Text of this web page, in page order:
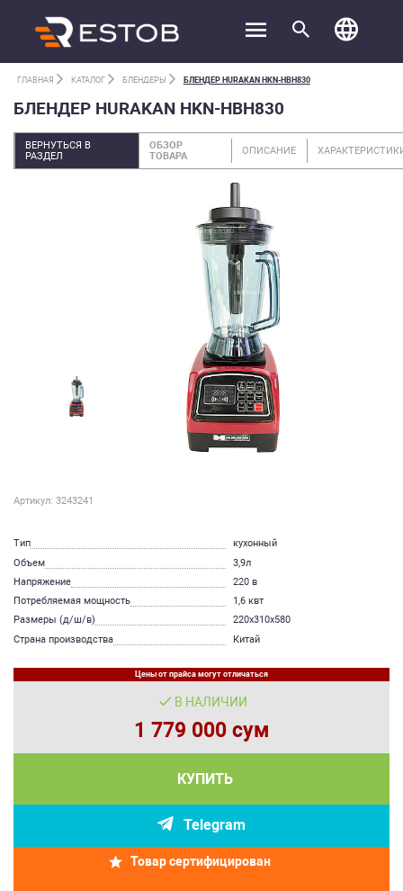
ГЛАВНАЯ КАТАЛОГ БЛЕНДЕРЫ БЛЕНДЕР HURAKAN HKN-HBH830
БЛЕНДЕР HURAKAN HKN-HBH830
ВЕРНУТЬСЯ В
РАЗДЕЛ
ОБЗОР
ТОВАРА
ОПИСАНИЕ
Артикул: 3243241
Тип
кухонный
Объем
3,9л
Напряжение
220 в
Потребляемая мощность
1,6 квт
Размеры (д/ш/в)
220х310х580
Страна производства
Китай
Цены от прайса могут отличаться
В НАЛИЧИИ
1 779 000 сум
КУПИТЬ
Telegram
Товар сертифицирован